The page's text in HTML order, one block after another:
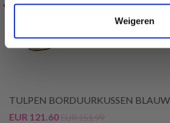
Weigeren
TULPEN BORDUURKUSSEN
EUR 121.60EUR 151.99